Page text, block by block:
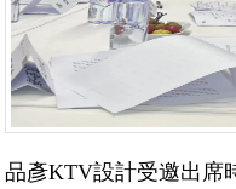
品彥KTV設計受邀出席